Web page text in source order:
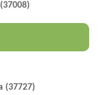
(37727)